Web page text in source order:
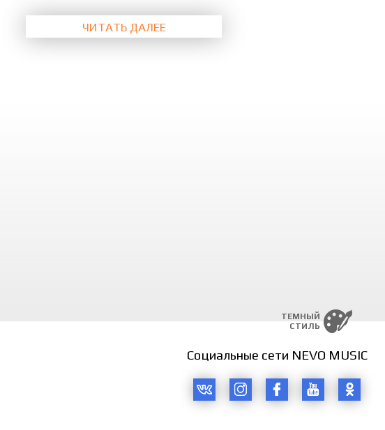
Kel-kel jonim mani,
Yoring bo‘lay sani.
ЧИТАТЬ ДАЛЕЕ
ТЕМНЫЙ
СТИЛЬ
Социальные сети NEVO MUSIC